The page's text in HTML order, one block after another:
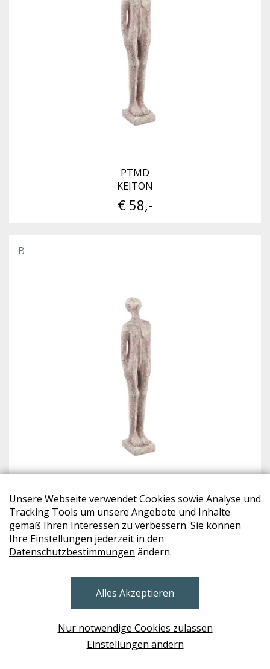
Unsere Webseite verwendet Cookies sowie Analyse und
Tracking Tools um unsere Angebote und Inhalte
gemäß Ihren Interessen zu verbessern. Sie können
Ihre Einstellungen jederzeit in den
Datenschutzbestimmungen ändern.
Alles Akzeptieren
Nur notwendige Cookies zulassen
Einstellungen ändern
PTMD
KEITON
€ 58,-
B
PTMD
KEITON
€ 40,-